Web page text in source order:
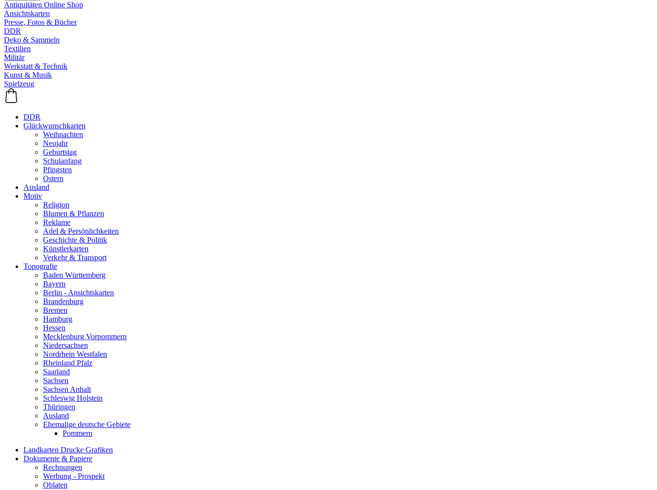
Antiquitäten Online Shop
Ansichtskarten
Presse, Fotos & Bücher
DDR
Deko & Sammeln
Textilien
Militär
Werkstatt & Technik
Kunst & Musik
Spielzeug
DDR
Glückwunschkarten
Weihnachten
Neujahr
Geburtstag
Schulanfang
Pfingsten
Ostern
Ausland
Motiv
Religion
Blumen & Pflanzen
Reklame
Adel & Persönlichkeiten
Geschichte & Politik
Künstlerkarten
Verkehr & Transport
Topografie
Baden Württemberg
Bayern
Berlin - Ansichtskarten
Brandenburg
Bremen
Hamburg
Hessen
Mecklenburg Vorpommern
Niedersachsen
Nordrhein Westfalen
Rheinland Pfalz
Saarland
Sachsen
Sachsen Anhalt
Schleswig Holstein
Thüringen
Ausland
Ehemalige deutsche Gebiete
Pommern
Landkarten Drucke Grafiken
Dokumente & Papiere
Rechnungen
Werbung - Prospekt
Oblaten